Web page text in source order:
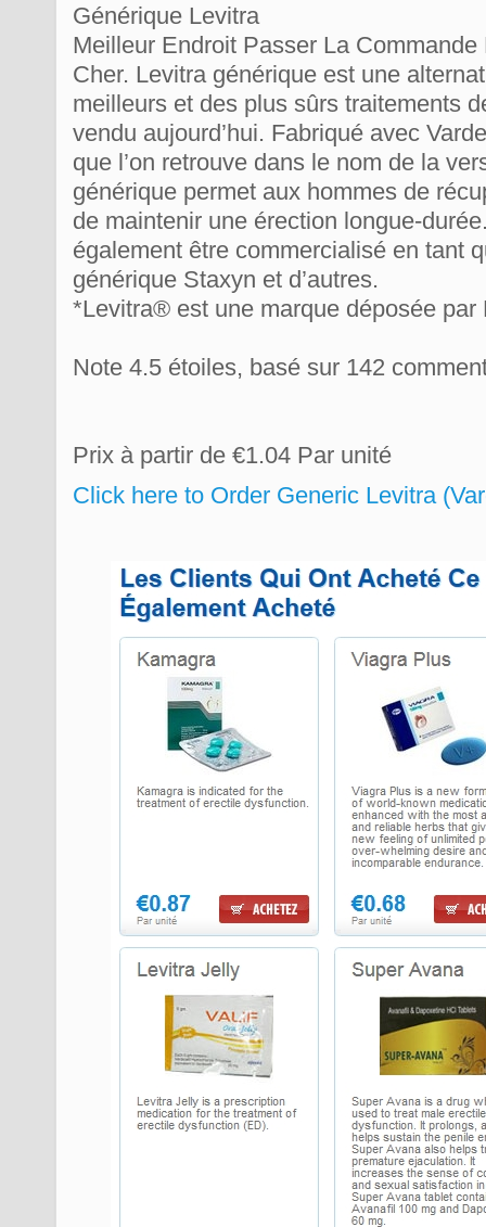
Générique Levitra
Meilleur Endroit Passer La
Cher. Levitra générique est une
meilleurs et des plus sûrs traitements
vendu aujourd’hui. Fabriqué avec
que l’on retrouve dans le nom de la
générique permet aux hommes de
de maintenir une érection longue-
également être commercialisé en tant
générique Staxyn et d’autres.
*Levitra® est une marque déposée par
Note 4.5 étoiles, basé sur 142
Prix à partir de €1.04 Par unité
Click here to Order Generic Levitra